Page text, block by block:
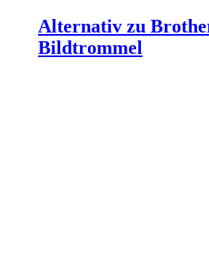
Alternativ zu
Bildtrommel